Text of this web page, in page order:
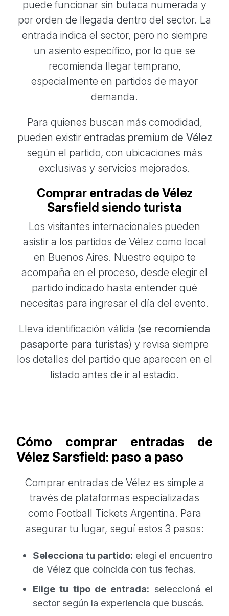
puede funcionar sin butaca numerada y
por orden de llegada dentro del sector. La
entrada indica el sector, pero no siempre
un asiento específico, por lo que se
recomienda llegar temprano,
especialmente en partidos de mayor
demanda.
Para quienes buscan más comodidad,
pueden existir entradas premium de Vélez
según el partido, con ubicaciones más
exclusivas y servicios mejorados.
Comprar entradas de Vélez
Sarsfield siendo turista
Los visitantes internacionales pueden
asistir a los partidos de Vélez como local
en Buenos Aires. Nuestro equipo te
acompaña en el proceso, desde elegir el
partido indicado hasta entender qué
necesitas para ingresar el día del evento.
Lleva identificación válida (se recomienda
pasaporte para turistas) y revisa siempre
los detalles del partido que aparecen en el
listado antes de ir al estadio.
Cómo comprar entradas de
Vélez Sarsfield: paso a paso
Comprar entradas de Vélez es simple a
través de plataformas especializadas
como Football Tickets Argentina. Para
asegurar tu lugar, seguí estos 3 pasos:
Selecciona tu partido: elegí el encuentro
de Vélez que coincida con tus fechas.
Elige tu tipo de entrada: seleccioná el
sector según la experiencia que buscás.